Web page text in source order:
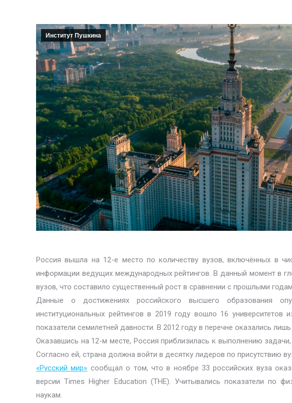
Институт Пушкина
Россия вышла на 12-е место по количеству вузов, включённых в
информации ведущих международных рейтингов. В данный момент в
вузов, что составило существенный рост в сравнении с прошлыми
Данные о достижениях российского высшего образования
институциональных рейтингов в 2019 году вошло 16
показатели семилетней давности. В 2012 году в перечне оказались
Оказавшись на 12-м месте, Россия приблизилась к выполнению
Согласно ей, страна должна войти в десятку лидеров по присутствию
«Русский мир» сообщал о том, что в ноябре 33 российских вуза
версии Times Higher Education (THE). Учитывались показатели по
наукам.